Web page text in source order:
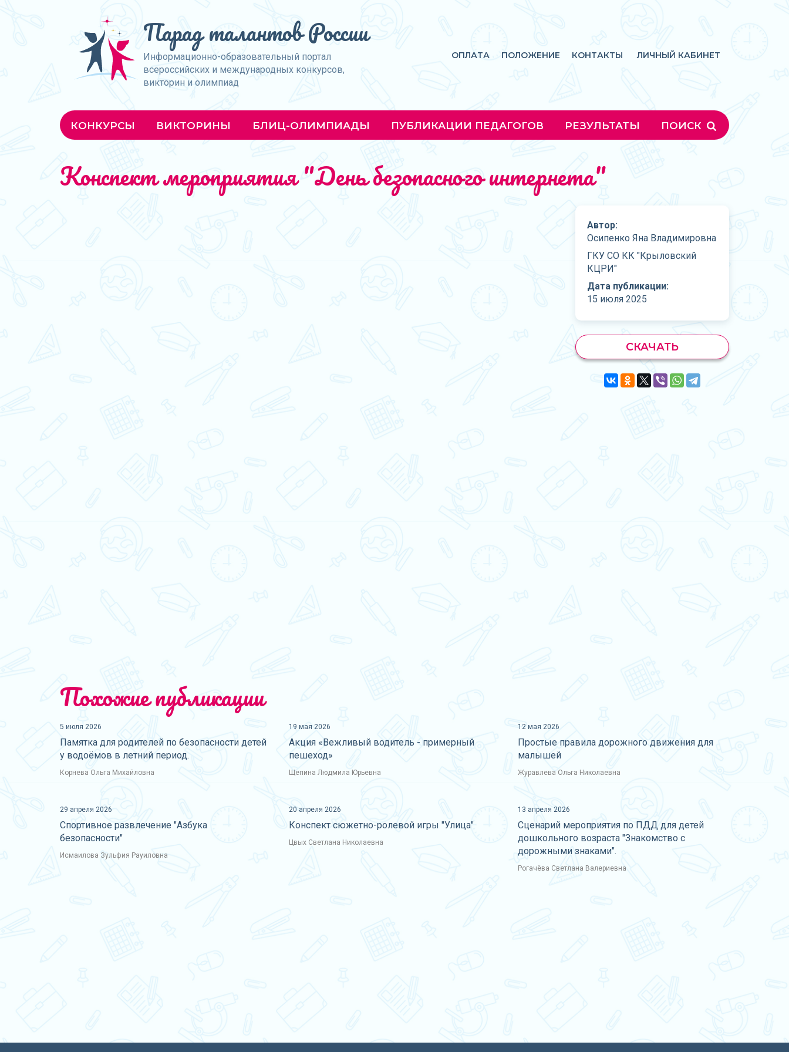
Парад талантов России
Информационно-образовательный портал
всероссийских и международных конкурсов,
викторин и олимпиад
ОПЛАТА ПОЛОЖЕНИЕ КОНТАКТЫ ЛИЧНЫЙ КАБИНЕТ
КОНКУРСЫ ВИКТОРИНЫ БЛИЦ-ОЛИМПИАДЫ ПУБЛИКАЦИИ ПЕДАГОГОВ РЕЗУЛЬТАТЫ ПОИСК
Конспект мероприятия "День безопасного интернета"
Автор:
Осипенко Яна Владимировна
ГКУ СО КК "Крыловский
КЦРИ"
Дата публикации:
15 июля 2025
СКАЧАТЬ
Похожие публикации
5 июля 2026
Памятка для родителей по безопасности детей
у водоёмов в летний период.
Корнева Ольга Михайловна
19 мая 2026
Акция «Вежливый водитель - примерный
пешеход»
Щепина Людмила Юрьевна
12 мая 2026
Простые правила дорожного движения для
малышей
Журавлева Ольга Николаевна
29 апреля 2026
Спортивное развлечение "Азбука
безопасности"
Исмаилова Зульфия Рауиловна
20 апреля 2026
Конспект сюжетно-ролевой игры "Улица"
Цвых Светлана Николаевна
13 апреля 2026
Сценарий мероприятия по ПДД для детей
дошкольного возраста "Знакомство с
дорожными знаками".
Рогачёва Светлана Валериевна